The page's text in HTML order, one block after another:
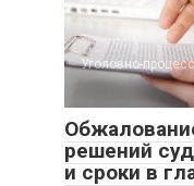
Уголовно-
решений
и сроки в